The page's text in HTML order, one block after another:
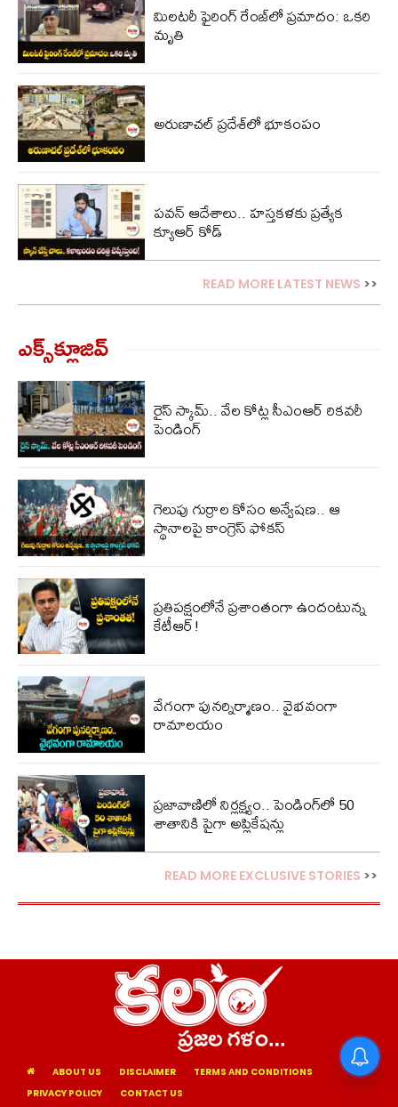
మిలటరీ ఫైరింగ్ రేంజ్‌లో ప్రమాదం: ఒకరి
మృతి
అరుణాచల్ ప్రదేశ్‌లో భూకంపం
పవన్ ఆదేశాలు.. హస్తకళకు ప్రత్యేక
క్యూఆర్ కోడ్
READ MORE LATEST NEWS >>
ఎక్స్‌క్లూజివ్‌
రైస్ స్కామ్.. వేల కోట్ల‌ సీఎంఆర్ రికవరీ
పెండింగ్
గెలుపు గుర్రాల కోసం అన్వేషణ.. ఆ
స్థానాలపై కాంగ్రెస్ ఫోకస్
ప్ర‌తిప‌క్షంలోనే ప్ర‌శాంతంగా ఉందంటున్న
కేటీఆర్!
వేగంగా పునర్నిర్మాణం.. వైభవంగా
రామాలయం
ప్రజావాణిలో నిర్లక్ష్యం.. పెండింగ్‌లో 50
శాతానికి పైగా అప్లికేషన్లు
READ MORE EXCLUSIVE STORIES >>
ABOUT US DISCLAIMER
TERMS AND CONDITIONS
PRIVACY POLICY
CONTACT US